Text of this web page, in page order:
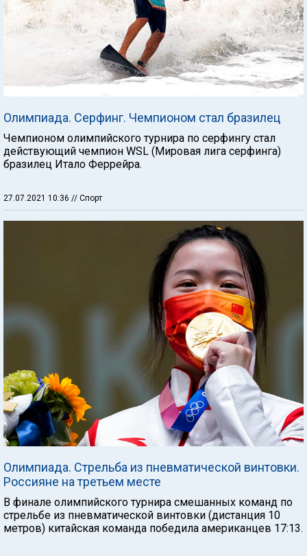
Олимпиада. Серфинг. Чемпионом стал бразилец
Чемпионом олимпийского турнира по серфингу стал
действующий чемпион WSL (Мировая лига серфинга)
бразилец Итало Феррейра.
27.07.2021 10:36 // Спорт
Олимпиада. Стрельба из пневматической винтовки.
Россияне на третьем месте
В финале олимпийского турнира смешанных команд по
стрельбе из пневматической винтовки (дистанция 10
метров) китайская команда победила американцев 17:13.